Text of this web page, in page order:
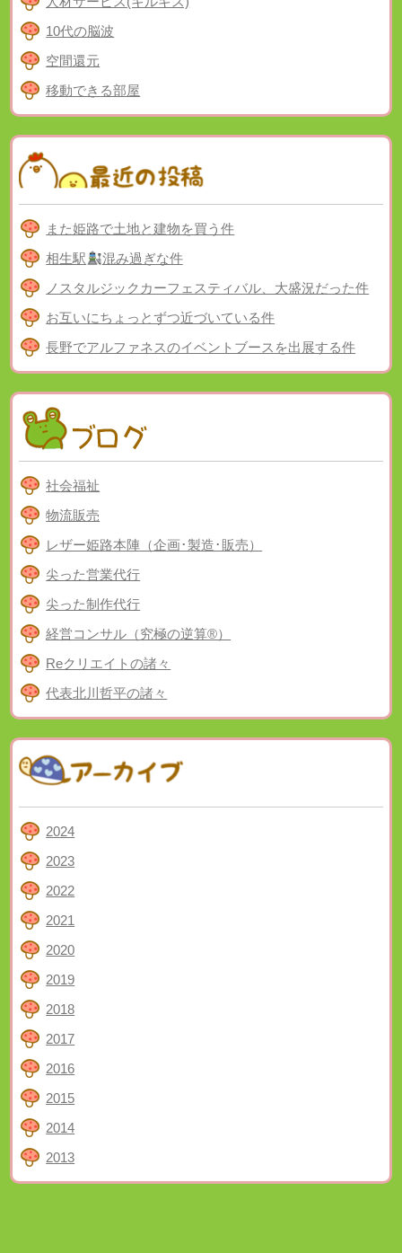
10代の脳波
空間還元
移動できる部屋
また姫路で土地と建物を買う件
相生駅
混み過ぎな件
ノスタルジックカーフェスティバル、大盛況だった件
お互いにちょっとずつ近づいている件
長野でアルファネスのイベントブースを出展する件
社会福祉
物流販売
レザー姫路本陣（企画･製造･販売）
尖った営業代行
尖った制作代行
経営コンサル（究極の逆算®）
Reクリエイトの諸々
代表北川哲平の諸々
2024
2023
2022
2021
2020
2019
2018
2017
2016
2015
2014
2013